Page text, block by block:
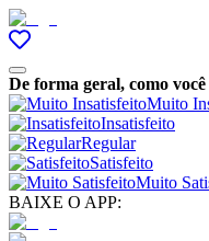
De forma geral, como
Muito
Insatisfeito
Regular
Satisfeito
Muito
BAIXE O APP: